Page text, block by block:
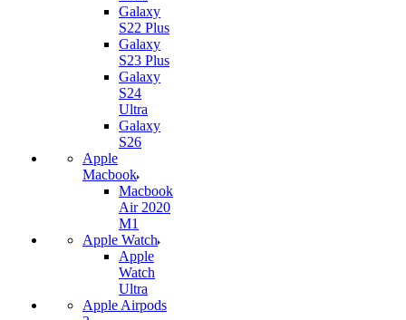
Galaxy
S22 Plus
Galaxy
S23 Plus
Galaxy
S24
Ultra
Galaxy
S26
Apple
Macbook
Macbook
Air 2020
M1
Apple Watch
Apple
Watch
Ultra
Apple Airpods